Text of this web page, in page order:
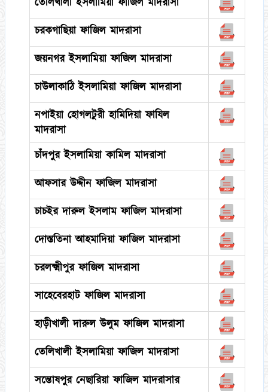
চরকগাছিয়া ফাজিল মাদরাসা
জয়নগর ইসলামিয়া ফাজিল মাদরাসা
চাউলাকাঠি ইসলামিয়া ফাজিল মাদরাসা
নপাইয়া হোগলটুরী হামিদিয়া ফাযিল
মাদরাসা
চাঁদপুর ইসলামিয়া কামিল মাদরাসা
আফসার উদ্দীন ফাজিল মাদরাসা
চাচইর দারুল ইসলাম ফাজিল মাদরাসা
দোস্ততিনা আহমাদিয়া ফাজিল মাদরাসা
চরলক্ষ্মীপুর ফাজিল মাদরাসা
সাহেবেরহাট ফাজিল মাদরাসা
হাড়ীখালী দারুল উলুম ফাজিল মাদরাসা
তেলিখালী ইসলামিয়া ফাজিল মাদরাসা
সন্তোষপুর নেছারিয়া ফাজিল মাদরাসার